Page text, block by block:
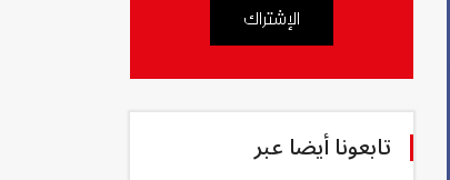
الإشتراك
تابعونا أيضا عبر